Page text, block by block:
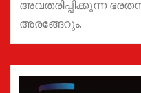
അവതരിപ്പിക്കുന്ന
അരങ്ങേറും.